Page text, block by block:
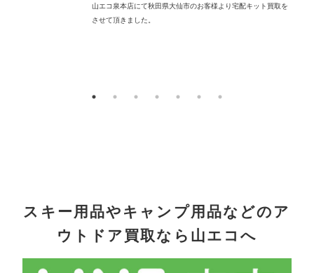
山エコ泉本店にて秋田県大仙市のお客様より宅配キット買取を
させて頂きました。
スキー用品やキャンプ用品などのア
ウトドア買取なら山エコへ